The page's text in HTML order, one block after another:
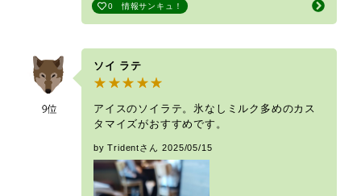
0 情報サンキュ！
ソイ ラテ
アイスのソイラテ。氷なしミルク多めのカス
タマイズがおすすめです。
by Tridentさん 2025/05/15